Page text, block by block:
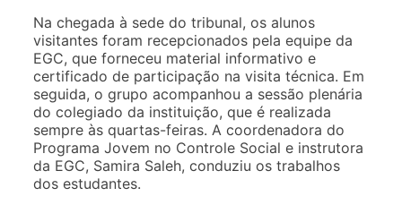
Na chegada à sede do tribunal, os alunos
visitantes foram recepcionados pela equipe da
EGC, que forneceu material informativo e
certificado de participação na visita técnica. Em
seguida, o grupo acompanhou a sessão plenária
do colegiado da instituição, que é realizada
sempre às quartas-feiras. A coordenadora do
Programa Jovem no Controle Social e instrutora
da EGC, Samira Saleh, conduziu os trabalhos
dos estudantes.